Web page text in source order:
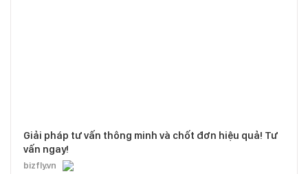
Giải pháp tư vấn thông minh và chốt đơn hiệu quả! Tư
vấn ngay!
bizfly.vn